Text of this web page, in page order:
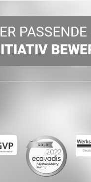
PASSENDE